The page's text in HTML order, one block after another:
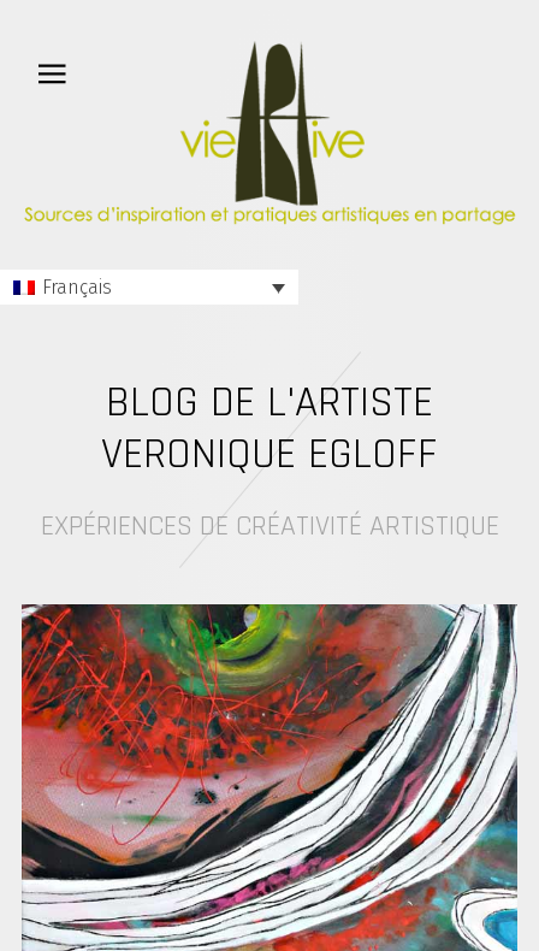
Français
BLOG DE L'ARTISTE
VERONIQUE EGLOFF
EXPÉRIENCES DE CRÉATIVITÉ ARTISTIQUE